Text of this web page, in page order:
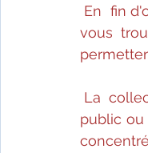
En  fin
vous
La
public ou